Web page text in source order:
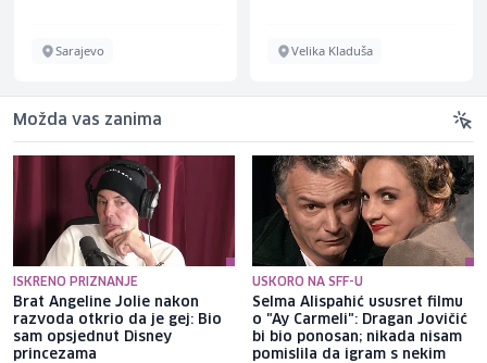
Sarajevo Velika Kladuša
Možda vas zanima
ISKRENO PRIZNANJE
Brat Angeline Jolie nakon
razvoda otkrio da je gej: Bio
sam opsjednut Disney
princezama
USKORO NA SFF-U
Selma Alispahić ususret filmu
o "Ay Carmeli": Dragan Jovičić
bi bio ponosan; nikada nisam
pomislila da igram s nekim